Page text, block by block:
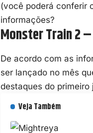
(você poderá conferir
informações?
Monster Train 2
De acordo com as
ser lançado no mês
destaques do
Veja Também